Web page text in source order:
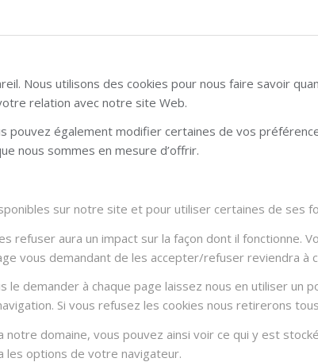
Nous utilisons des cookies pour nous faire savoir
relation avec notre site Web.
pouvez également modifier certaines de vos
nous sommes en mesure d’offrir.
sur notre site et pour utiliser certaines de ses
refuser aura un impact sur la façon dont il fonctionne.
vous demandant de les accepter/refuser reviendra à
demander à chaque page laissez nous en utiliser un
Si vous refusez les cookies nous retirerons
domaine, vous pouvez ainsi voir ce qui y est
les options de votre navigateur.